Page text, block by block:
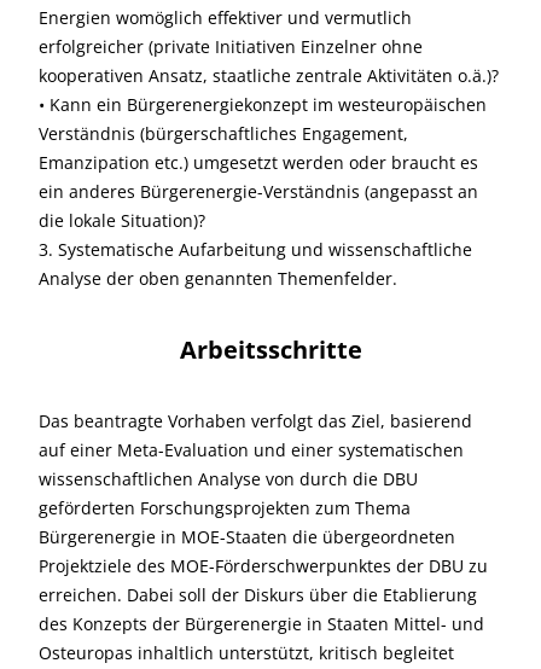
Energien womöglich effektiver und vermutlich
erfolgreicher (private Initiativen Einzelner ohne
kooperativen Ansatz, staatliche zentrale Aktivitäten o.ä.)?
• Kann ein Bürgerenergiekonzept im westeuropäischen
Verständnis (bürgerschaftliches Engagement,
Emanzipation etc.) umgesetzt werden oder braucht es
ein anderes Bürgerenergie-Verständnis (angepasst an
die lokale Situation)?
3. Systematische Aufarbeitung und wissenschaftliche
Analyse der oben genannten Themenfelder.
Arbeitsschritte
Das beantragte Vorhaben verfolgt das Ziel, basierend
auf einer Meta-Evaluation und einer systematischen
wissenschaftlichen Analyse von durch die DBU
geförderten Forschungsprojekten zum Thema
Bürgerenergie in MOE-Staaten die übergeordneten
Projektziele des MOE-Förderschwerpunktes der DBU zu
erreichen. Dabei soll der Diskurs über die Etablierung
des Konzepts der Bürgerenergie in Staaten Mittel- und
Osteuropas inhaltlich unterstützt, kritisch begleitet